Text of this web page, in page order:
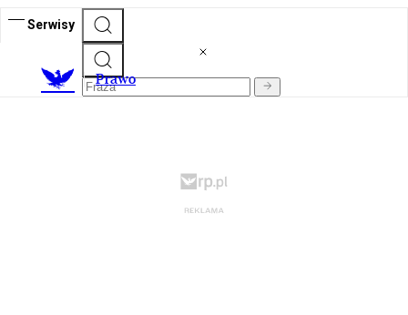
Serwisy
Prawo